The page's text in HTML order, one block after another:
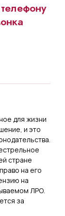
для жизни
и это
стране
на его
на
ЛРО.
за